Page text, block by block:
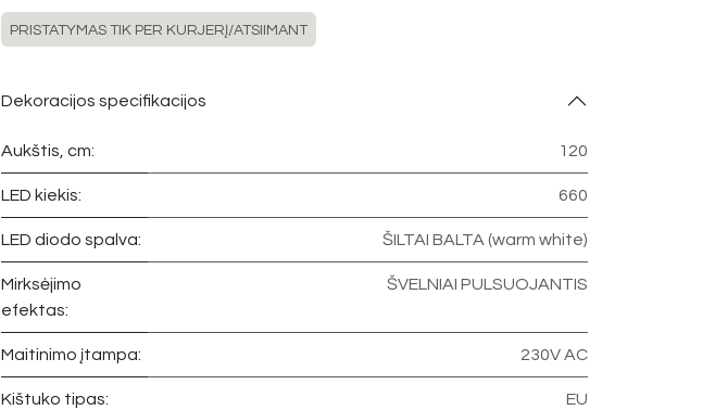
PRISTATYMAS TIK PER KURJERĮ/ATSIIMANT
Dekoracijos specifikacijos
Aukštis, cm: 120
LED kiekis: 660
LED diodo spalva: ŠILTAI BALTA (warm white)
Mirksėjimo
efektas:
ŠVELNIAI PULSUOJANTIS
Maitinimo įtampa: 230V AC
Kištuko tipas: EU